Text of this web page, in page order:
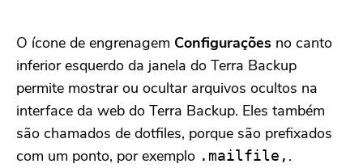
O ícone de engrenagem Configurações no canto
inferior esquerdo da janela do Terra Backup
permite mostrar ou ocultar arquivos ocultos na
interface da web do Terra Backup. Eles também
são chamados de dotfiles, porque são prefixados
com um ponto, por exemplo .mailfile, .